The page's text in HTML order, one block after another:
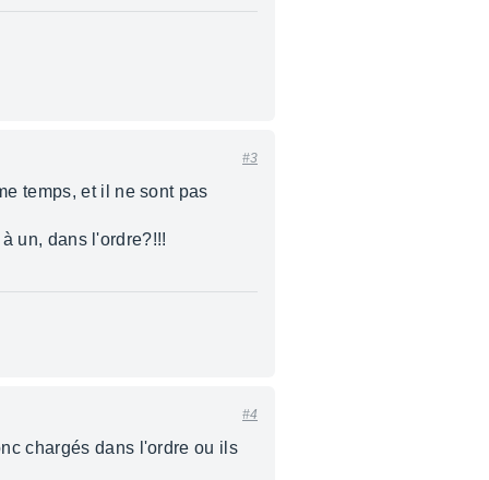
#3
temps, et il ne sont pas
un, dans l'ordre?!!!
#4
chargés dans l'ordre ou ils